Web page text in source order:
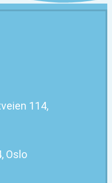
114,
Oslo